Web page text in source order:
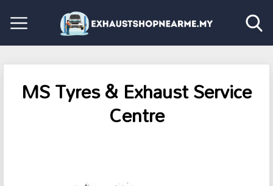
MS Tyres & Exhaust Service
Centre